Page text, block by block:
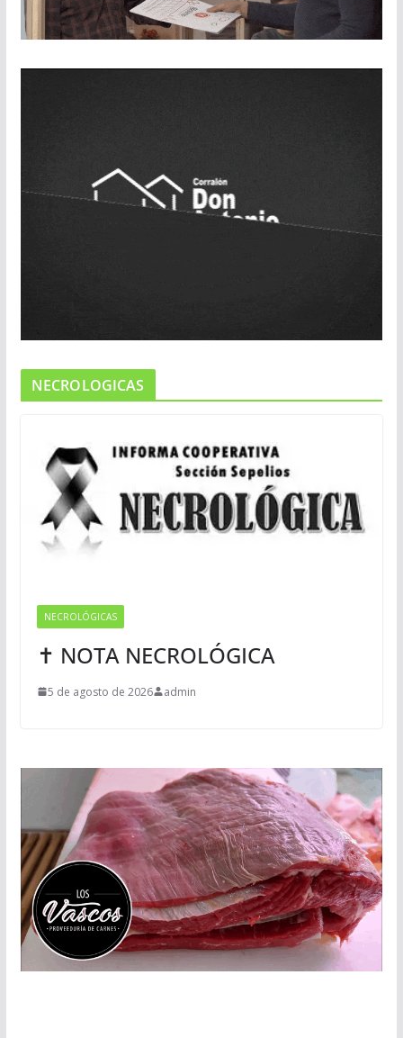
NECROLOGICAS
NECROLÓGICAS
✝ NOTA NECROLÓGICA
5 de agosto de 2026 admin